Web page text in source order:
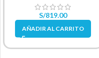
S/819.00
AÑADIR AL CARRITO